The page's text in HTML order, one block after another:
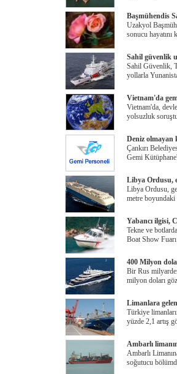
Başmühendis
Uzakyol
sonucu
Sahil güvenlik
Sahil Güvenlik,
yollarla
Vietnam'da
Vietnam'da,
yolsuzluk
Deniz olmayan
Çankırı
Gemi
Libya Ordusu,
Libya Ordusu,
metre
Yabancı ilgisi,
Tekne ve
Boat Show
400 Milyon
Bir Rus
milyon doları
Limanlara gelen
Türkiye
yüzde 2,1 artış
Ambarlı
Ambarlı
soğutucu